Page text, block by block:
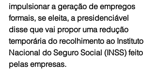
impulsionar a geração de empregos
formais, se eleita, a presidenciável
disse que vai propor uma redução
temporária do recolhimento ao Instituto
Nacional do Seguro Social (INSS) feito
pelas empresas.